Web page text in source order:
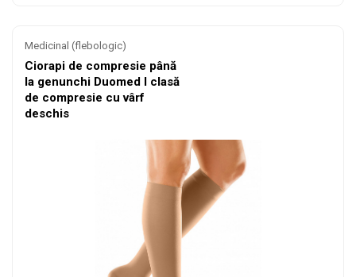
Medicinal (flebologic)
Ciorapi de compresie până
la genunchi Duomed I clasă
de compresie cu vârf
deschis